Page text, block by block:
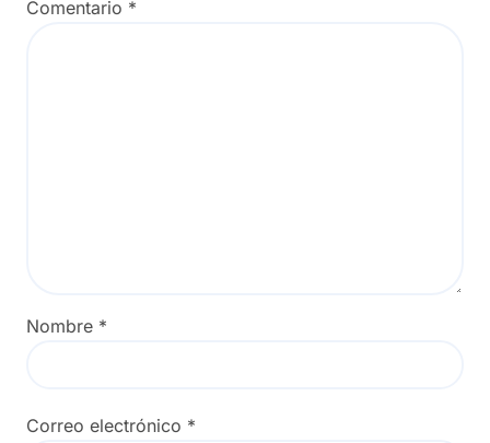
Comentario *
Nombre *
Correo electrónico *